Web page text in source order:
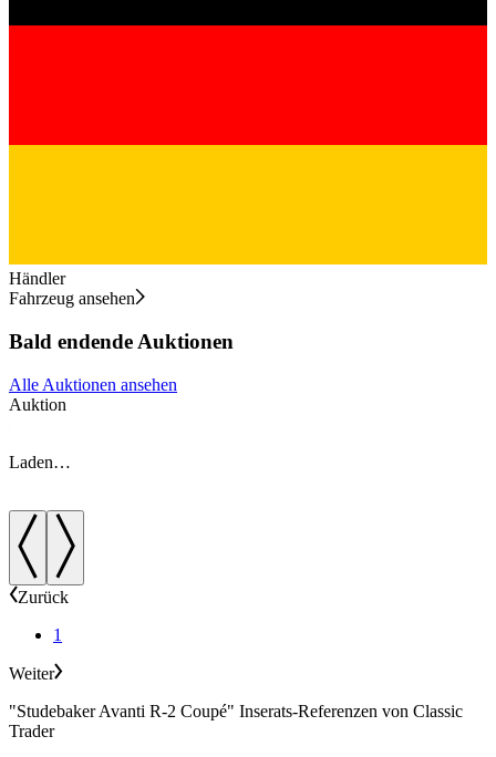
Händler
Fahrzeug ansehen
Bald endende Auktionen
Alle Auktionen ansehen
Auktion
Laden…
Zurück
1
Weiter
"Studebaker Avanti R-2 Coupé" Inserats-Referenzen von Classic
Trader